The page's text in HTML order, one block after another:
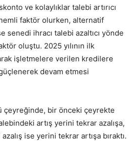
ve kolaylıklar talebi artırıcı
faktör olurken, alternatif
senedi ihracı talebi azaltıcı yönde
oluştu. 2025 yılının ilk
işletmelere verilen kredilere
devam etmesi
çeyreğinde, bir önceki çeyrekte
artış yerini tekrar azalışa,
ise yerini tekrar artışa bıraktı.